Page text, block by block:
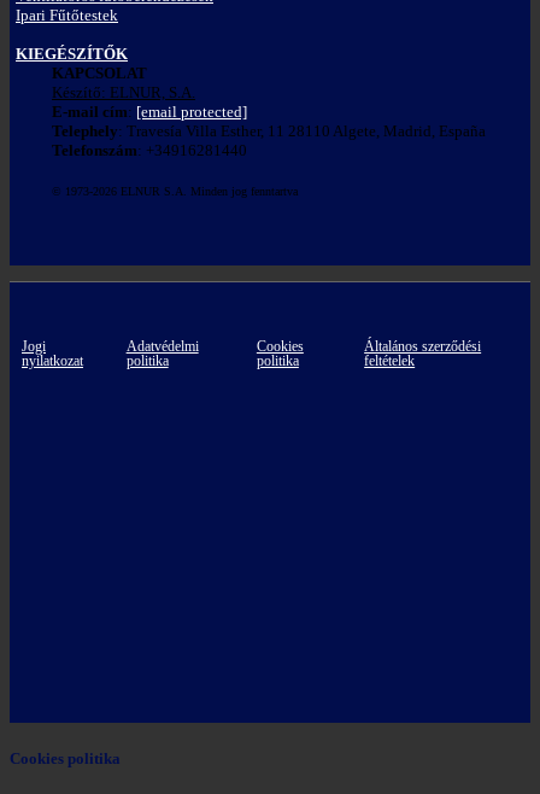
Ipari Fűtőtestek
KIEGÉSZÍTŐK
KAPCSOLAT
Készítő: ELNUR, S.A.
E-mail cím: [email protected]
Telephely: Travesía Villa Esther, 11 28110 Algete, Madrid, España
Telefonszám: +34916281440
© 1973-2026 ELNUR S.A. Minden jog fenntartva
Jogi
nyilatkozat
Adatvédelmi
politika
Cookies
politika
Általános szerződési
feltételek
Cookies politika